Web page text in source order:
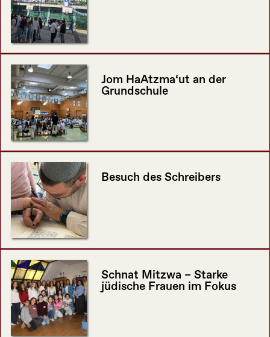
Jom HaAtzma‘ut an der
Grundschule
Besuch des Schreibers
Schnat Mitzwa – Starke
jüdische Frauen im Fokus